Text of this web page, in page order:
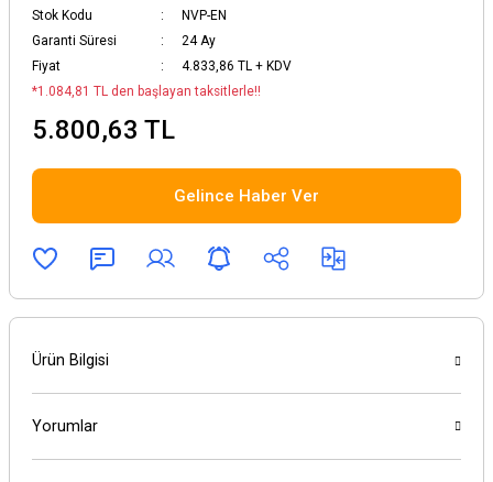
Stok Kodu
NVP-EN
Garanti Süresi
24 Ay
Fiyat
4.833,86 TL + KDV
*1.084,81 TL den başlayan taksitlerle!!
5.800,63 TL
Gelince Haber Ver
Ürün Bilgisi
Yorumlar